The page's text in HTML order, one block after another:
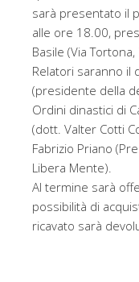
sarà presentato il
alle ore 18.00,
Basile (Via Tortona,
Relatori saranno il
(presidente della
Ordini dinastici di
(dott. Valter Cotti
Fabrizio Priano
Libera Mente).
Al termine sarà
possibilità di
ricavato sarà